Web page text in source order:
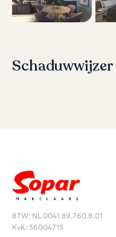
Schaduwwijzer
BTW: NL.0041.89.760.B.01
KvK: 36004715